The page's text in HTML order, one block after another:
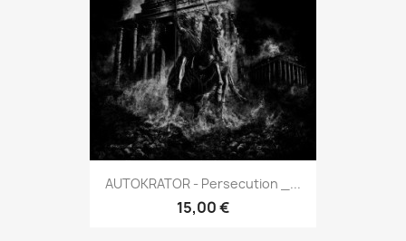
AUTOKRATOR - Persecution _...
15,00 €